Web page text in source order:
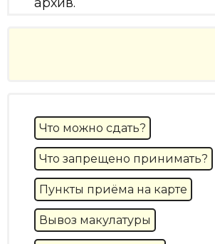
Что можно сдать?
Что запрещено принимать?
Пункты приёма на карте
Вывоз макулатуры